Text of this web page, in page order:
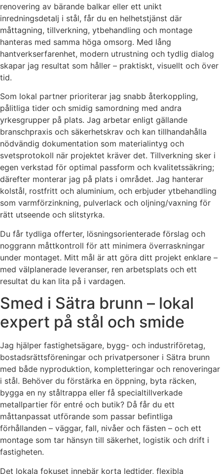
renovering av bärande balkar eller ett unikt
inredningsdetalj i stål, får du en helhetstjänst där
måttagning, tillverkning, ytbehandling och montage
hanteras med samma höga omsorg. Med lång
hantverkserfarenhet, modern utrustning och tydlig dialog
skapar jag resultat som håller – praktiskt, visuellt och över
tid.
Som lokal partner prioriterar jag snabb återkoppling,
pålitliga tider och smidig samordning med andra
yrkesgrupper på plats. Jag arbetar enligt gällande
branschpraxis och säkerhetskrav och kan tillhandahålla
nödvändig dokumentation som materialintyg och
svetsprotokoll när projektet kräver det. Tillverkning sker i
egen verkstad för optimal passform och kvalitetssäkring;
därefter monterar jag på plats i området. Jag hanterar
kolstål, rostfritt och aluminium, och erbjuder ytbehandling
som varmförzinkning, pulverlack och oljning/vaxning för
rätt utseende och slitstyrka.
Du får tydliga offerter, lösningsorienterade förslag och
noggrann måttkontroll för att minimera överraskningar
under montaget. Mitt mål är att göra ditt projekt enklare –
med välplanerade leveranser, ren arbetsplats och ett
resultat du kan lita på i vardagen.
Smed i Sätra brunn – lokal
expert på stål och smide
Jag hjälper fastighetsägare, bygg- och industriföretag,
bostadsrättsföreningar och privatpersoner i Sätra brunn
med både nyproduktion, kompletteringar och renoveringar
i stål. Behöver du förstärka en öppning, byta räcken,
bygga en ny ståltrappa eller få specialtillverkade
metallpartier för entré och butik? Då får du ett
måttanpassat utförande som passar befintliga
förhållanden – väggar, fall, nivåer och fästen – och ett
montage som tar hänsyn till säkerhet, logistik och drift i
fastigheten.
Det lokala fokuset innebär korta ledtider, flexibla